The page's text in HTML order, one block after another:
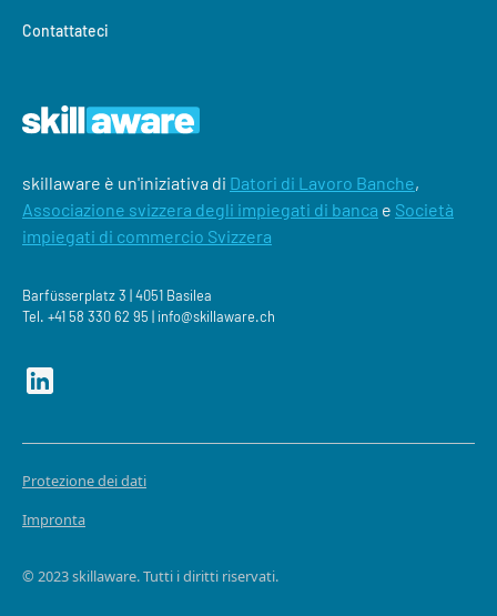
Contattateci
skillaware è un'iniziativa di Datori di Lavoro Banche,
Associazione svizzera degli impiegati di banca e Società
impiegati di commercio Svizzera
Barfüsserplatz 3 | 4051 Basilea
Tel. +41 58 330 62 95 | ‍info@skillaware.ch
© 2023 skillaware. Tutti i diritti riservati.
Protezione dei dati
Impronta